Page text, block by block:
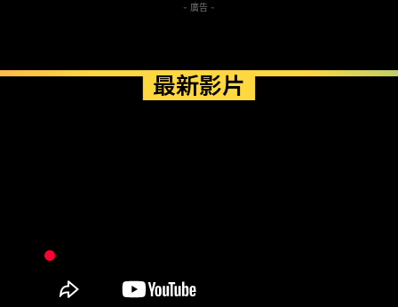
- 廣告 -
最新影片